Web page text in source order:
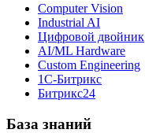
Computer Vision
Industrial AI
Цифровой двойник
AI/ML Hardware
Custom Engineering
1С-Битрикс
Битрикс24
База знаний